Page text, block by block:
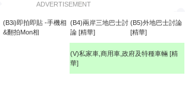
ADVERTISEMENT
(B3i)即拍即貼 -手機相
&翻拍Mon相
(B4)兩岸三地巴士討
論 [精華]
(B5)外地巴士討論
[精華]
(V)私家車,商用車,政府及特種車輛 [精
華]